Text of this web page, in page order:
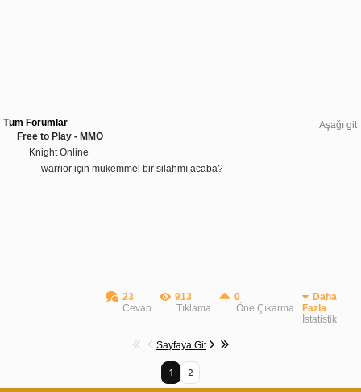
Aşağı git
Tüm Forumlar
Free to Play - MMO
Knight Online
warrior için mükemmel bir silahmı acaba?
23
Cevap
913
Tıklama
0
Öne Çıkarma
Daha
Fazla
İstatistik
Sayfaya Git
1 2